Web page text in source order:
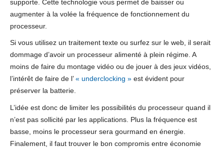
supporte. Cette technologie vous permet de baisser ou
augmenter à la volée la fréquence de fonctionnement du
processeur.
Si vous utilisez un traitement texte ou surfez sur le web, il serait
dommage d’avoir un processeur alimenté à plein régime. A
moins de faire du montage vidéo ou de jouer à des jeux vidéos,
l’intérêt de faire de l’« underclocking » est évident pour
préserver la batterie.
L’idée est donc de limiter les possibilités du processeur quand il
n’est pas sollicité par les applications. Plus la fréquence est
basse, moins le processeur sera gourmand en énergie.
Finalement, il faut trouver le bon compromis entre économie